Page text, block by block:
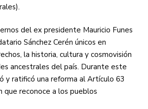
del ex presidente Mauricio Funes
Sánchez Cerén únicos en
la historia, cultura y cosmovisión
ancestrales del país. Durante este
y ratificó una reforma al Artículo 63
que reconoce a los pueblos